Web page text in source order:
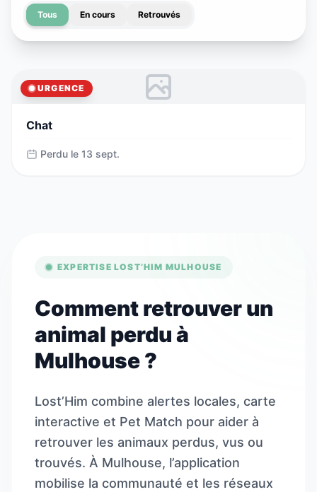
Tous En cours Retrouvés
URGENCE
Chat
Perdu le 13 sept.
EXPERTISE LOST’HIM MULHOUSE
Comment retrouver un
animal perdu à
Mulhouse ?
Lost’Him combine alertes locales, carte
interactive et Pet Match pour aider à
retrouver les animaux perdus, vus ou
trouvés. À Mulhouse, l’application
mobilise la communauté et les réseaux